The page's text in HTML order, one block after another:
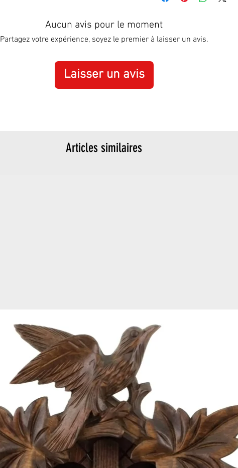
Aucun avis pour le moment
Partagez votre expérience, soyez le premier à laisser un avis.
Laisser un avis
Articles similaires